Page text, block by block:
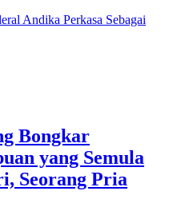
Andika Perkasa Sebagai
Bongkar
yang Semula
Seorang Pria